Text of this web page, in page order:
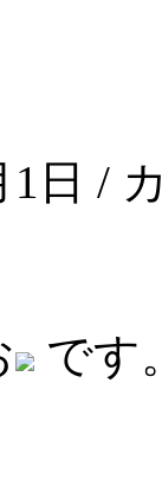
1日 /
です